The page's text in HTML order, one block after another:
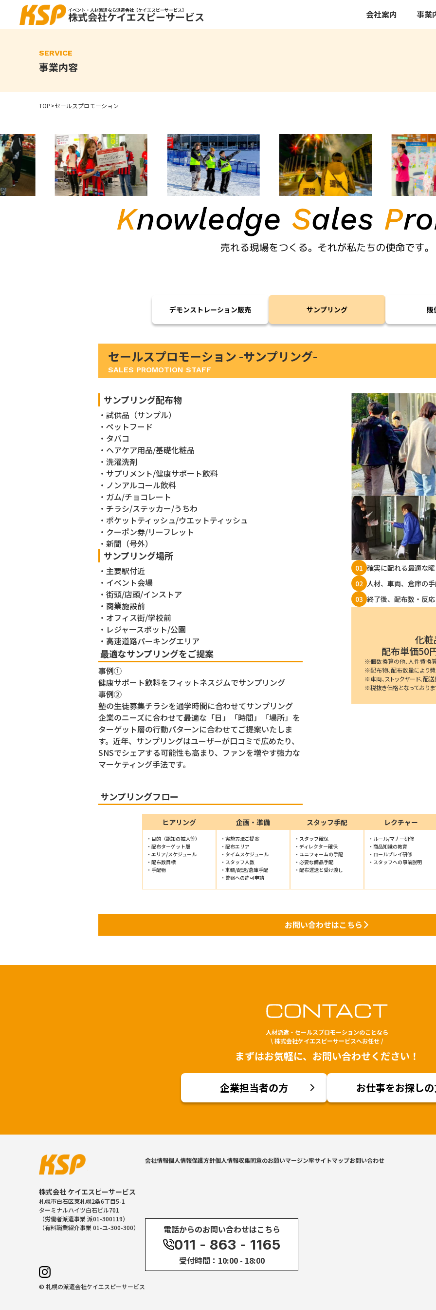
content
イベント・人材派遣なら派遣会社【ケイエスピーサービス】
株式会社ケイエスピーサービス 会社案内 事業
SERVICE
事業内容
TOP>セールスプロモーション
デモンストレーション販売 サンプリング 販
セールスプロモーション -サンプリング-
SALES PROMOTION STAFF
サンプリング配布物
試供品（サンプル）
ペットフード
タバコ
ヘアケア用品/基礎化粧品
洗濯洗剤
サプリメント/健康サポート飲料
ノンアルコール飲料
ガム/チョコレート
チラシ/ステッカー/うちわ
ポケットティッシュ/ウエットティッシュ
クーポン券/リーフレット
新聞（号外）
サンプリング場所
主要駅付近
イベント会場
街頭/店頭/インストア
商業施設前
オフィス街/学校前
レジャースポット/公園
高速道路パーキングエリア
最適なサンプリングをご提案
事例①
健康サポート飲料をフィットネスジムでサンプリング
事例②
塾の生徒募集チラシを通学時間に合わせてサンプリング
企業のニーズに合わせて最適な「日」「時間」「場所」を
ターゲット層の行動パターンに合わせてご提案いたしま
す。近年、サンプリングはユーザーが口コミで広めたり、
SNSでシェアする可能性も高まり、ファンを増やす強力な
マーケティング手法です。
01 確実に配れる最適な
02 人材、車両、倉庫の
03 終了後、配布数・反
化粧
配布単価50
※個数換算の他、人件費換算
※配布物、配布数量により費
※車両、ストックヤード、配
※税抜き価格となっておりま
サンプリングフロー
ヒアリング
目的（認知の拡大等）
配布ターゲット層
エリア/スケジュール
配布数目標
手配物
企画・準備
実施方法ご提案
配布エリア
タイムスケジュール
スタッフ人数
車輌/配送/倉庫手配
警察への許可申請
スタッフ手配
スタッフ確保
ディレクター確保
ユニフォームの手配
必要な備品手配
配布運送と受け渡し
レクチャー
ルール/マナー研修
商品知識の教育
ロールプレイ研修
スタッフへの事前説明
お問い合わせはこちら
人材派遣・セールスプロモーションのことなら
\ 株式会社ケイエスピーサービスへお任せ /
まずはお気軽に、お問い合わせください！
企業担当者の方 お仕事をお探し
株式会社 ケイエスピーサービス
札幌市白石区東札幌2条6丁目5-1
ターミナルハイツ白石ビル701
（労働者派遣事業 派01-300119）
（有料職業紹介事業 01-ユ-300-300）
© 札幌の派遣会社ケイエスピーサービス
会社情報個人情報保護方針個人情報収集同意のお願いマージン率サイトマップお問い合わせ
電話からのお問い合わせはこちら
011 - 863 - 1165
受付時間：10:00 - 18:00